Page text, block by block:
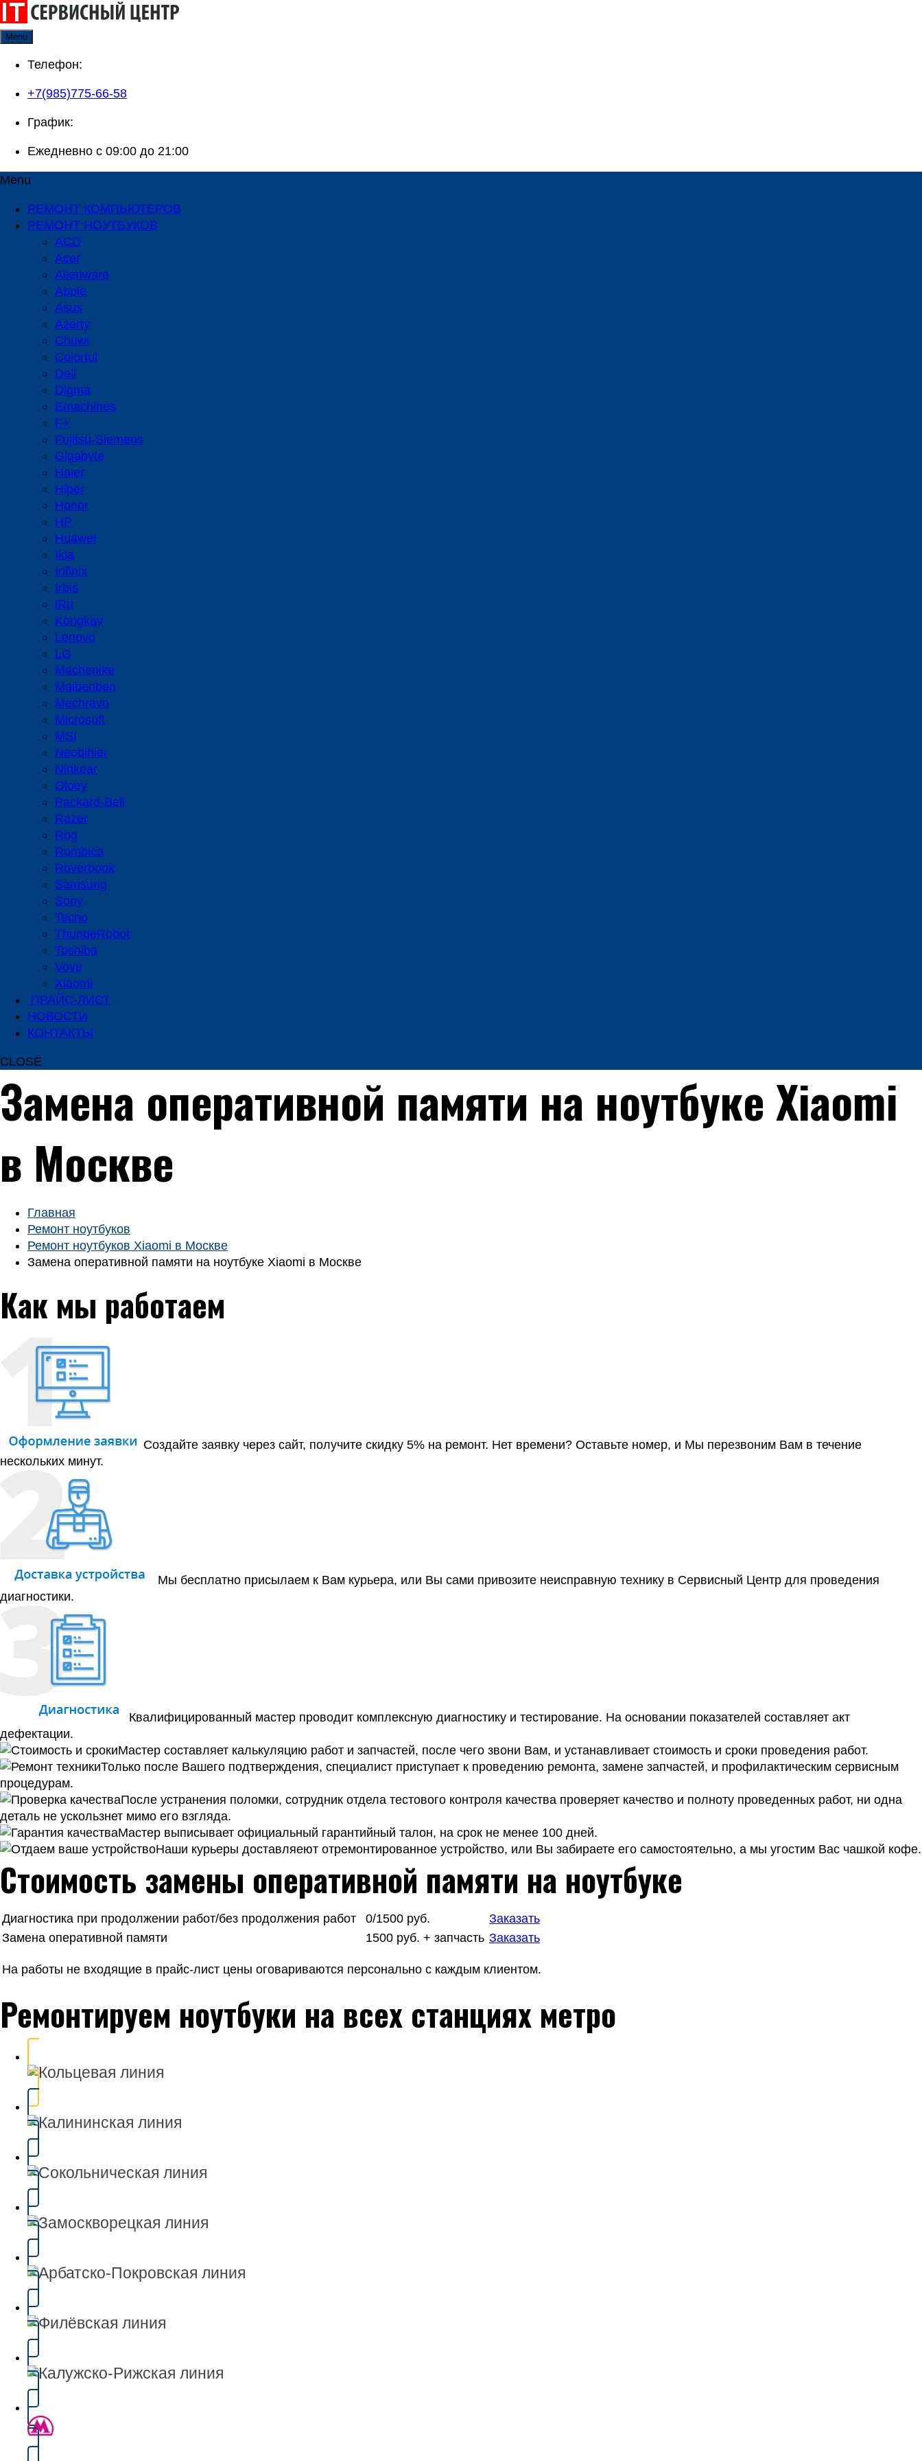
Skip
to
content
Menu
Телефон:
+7(985)775-66-58
График:
Ежедневно с 09:00 до 21:00
Menu
РЕМОНТ КОМПЬЮТЕРОВ
РЕМОНТ НОУТБУКОВ
ACD
Acer
Alienware
Apple
Asus
Azerty
Chuwi
Colorful
Dell
Digma
Emachines
F+
Fujitsu-Siemens
Gigabyte
Haier
Hiper
Honor
HP
Huawei
Ikia
Infinix
Irbis
iRu
Kongkay
Lenovo
LG
Machenike
Maibenben
Mechrevo
Microsoft
MSI
Neobihier
Ninkear
Oloey
Packard-Bell
Razer
Rog
Rombica
Roverbook
Samsung
Sony
Tecno
ThundeRobot
Toshiba
Vove
Xiaomi
ПРАЙС-ЛИСТ
НОВОСТИ
КОНТАКТЫ
CLOSE
Замена оперативной памяти на ноутбуке Xiaomi
в Москве
Главная
Ремонт ноутбуков
Ремонт ноутбуков Xiaomi в Москве
Замена оперативной памяти на ноутбуке Xiaomi в Москве
Как мы работаем
Создайте заявку через сайт, получите скидку 5% на ремонт. Нет времени? Оставьте номер, и Мы перезвоним Вам в течение
нескольких минут.
Мы бесплатно присылаем к Вам курьера, или Вы сами привозите неисправную технику в Сервисный Центр для проведения
диагностики.
Квалифицированный мастер проводит комплексную диагностику и тестирование. На основании показателей составляет акт
дефектации.
Мастер составляет калькуляцию работ и запчастей, после чего звони Вам, и устанавливает стоимость и сроки проведения работ.
Только после Вашего подтверждения, специалист приступает к проведению ремонта, замене запчастей, и профилактическим сервисным
процедурам.
После устранения поломки, сотрудник отдела тестового контроля качества проверяет качество и полноту проведенных работ, ни одна
деталь не ускользнет мимо его взгляда.
Мастер выписывает официальный гарантийный талон, на срок не менее 100 дней.
Наши курьеры доставляеют отремонтированное устройство, или Вы забираете его самостоятельно, а мы угостим Вас чашкой кофе.
Стоимость замены оперативной памяти на ноутбуке
Диагностика при продолжении работ/без продолжения работ 0/1500 руб.
Заказать
Замена оперативной памяти
1500 руб. + запчасть Заказать
На работы не входящие в прайс-лист цены оговариваются персонально с каждым клиентом.
Ремонтируем ноутбуки на всех станциях метро